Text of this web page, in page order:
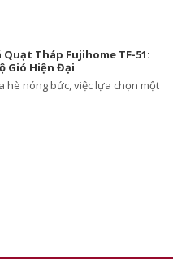
Quạt Tháp Fujihome TF-51:
Gió Hiện Đại
hè nóng bức, việc lựa chọn một